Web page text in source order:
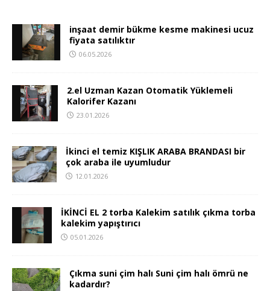
inşaat demir bükme kesme makinesi ucuz
fiyata satılıktır
06.05.2026
2.el Uzman Kazan Otomatik Yüklemeli
Kalorifer Kazanı
23.01.2026
İkinci el temiz KIŞLIK ARABA BRANDASI bir
çok araba ile uyumludur
12.01.2026
İKİNCİ EL 2 torba Kalekim satılık çıkma torba
kalekim yapıştırıcı
05.01.2026
Çıkma suni çim halı Suni çim halı ömrü ne
kadardır?